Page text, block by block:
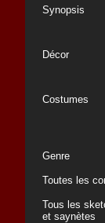
Synopsis
Décor
Costumes
Genre
Toutes les
Tous les
et saynètes